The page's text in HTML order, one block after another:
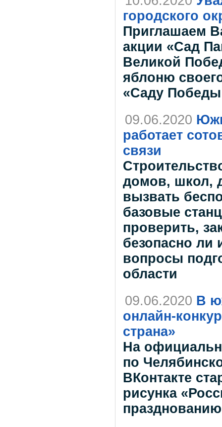
городского
Приглашаем
акции «Сад
Великой
яблоню
«Саду
09.06.2020
работает
связи
домов, школ,
вызвать
базовые
проверить,
безопасно ли
вопросы
области
09.06.2020 В
онлайн-
страна»
На
по
ВКонтакте
рисунка